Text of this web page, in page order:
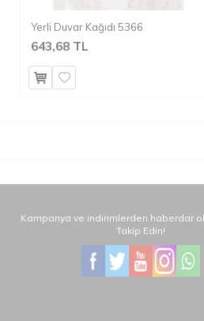
Yerli Duvar Kağıdı 5366
643,68 TL
Kampanya ve indirimlerden haberdar
Takip Edin!